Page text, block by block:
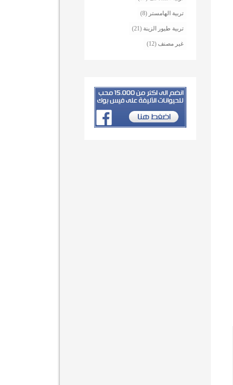
تربية الهامستر (8)
تربية طيور الزينة (21)
غير مصنف (12)